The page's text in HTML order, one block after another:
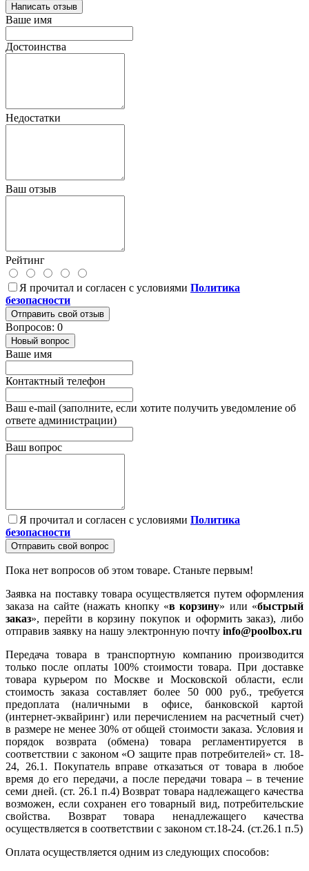
Написать отзыв
Ваше имя
Достоинства
Недостатки
Ваш отзыв
Рейтинг
Я прочитал и согласен с условиями Политика
безопасности
Отправить свой отзыв
Вопросов: 0
Новый вопрос
Ваше имя
Контактный телефон
Ваш e-mail (заполните, если хотите получить уведомление об
ответе администрации)
Ваш вопрос
Я прочитал и согласен с условиями Политика
безопасности
Отправить свой вопрос
Пока нет вопросов об этом товаре. Станьте первым!
Заявка на поставку товара осуществляется путем оформления
заказа на сайте (нажать кнопку «в корзину» или «быстрый
заказ», перейти в корзину покупок и оформить заказ), либо
отправив заявку на нашу электронную почту info@poolbox.ru
Передача товара в транспортную компанию производится
только после оплаты 100% стоимости товара. При доставке
товара курьером по Москве и Московской области, если
стоимость заказа составляет более 50 000 руб., требуется
предоплата (наличными в офисе, банковской картой
(интернет-эквайринг) или перечислением на расчетный счет)
в размере не менее 30% от общей стоимости заказа. Условия и
порядок возврата (обмена) товара регламентируется в
соответствии с законом «О защите прав потребителей» ст. 18-
24, 26.1. Покупатель вправе отказаться от товара в любое
время до его передачи, а после передачи товара – в течение
семи дней. (ст. 26.1 п.4) Возврат товара надлежащего качества
возможен, если сохранен его товарный вид, потребительские
свойства. Возврат товара ненадлежащего качества
осуществляется в соответствии с законом ст.18-24. (ст.26.1 п.5)
Оплата осуществляется одним из следующих способов: